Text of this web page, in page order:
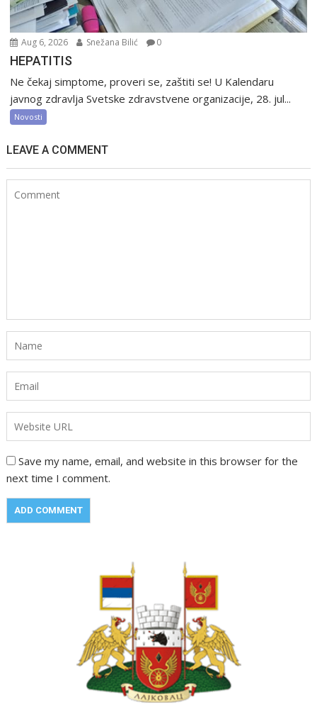
Aug 6, 2026 Snežana Bilić 0
HEPATITIS
Ne čekaj simptome, proveri se, zaštiti se! U Kalendaru
javnog zdravlja Svetske zdravstvene organizacije, 28. jul...
Novosti
LEAVE A COMMENT
Save my name, email, and website in this browser for the
next time I comment.